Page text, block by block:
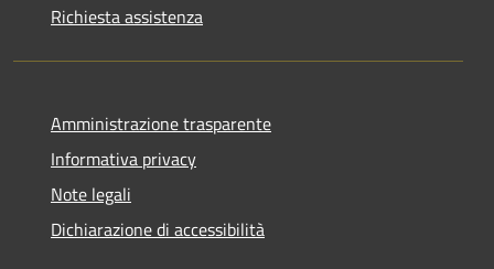
Richiesta assistenza
Amministrazione trasparente
Informativa privacy
Note legali
Dichiarazione di accessibilità